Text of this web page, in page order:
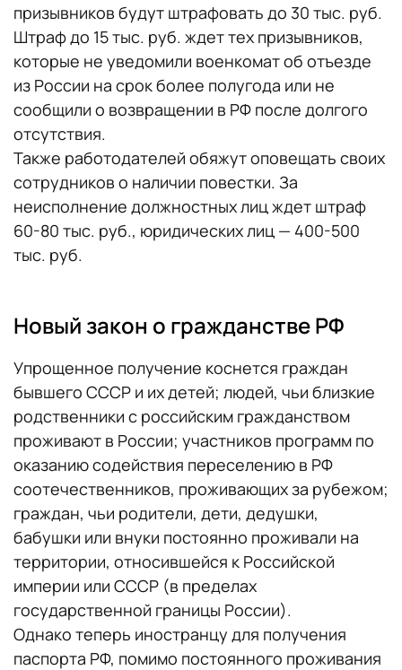
призывников будут штрафовать до 30 тыс. руб.
Штраф до 15 тыс. руб. ждет тех призывников,
которые не уведомили военкомат об отъезде
из России на срок более полугода или не
сообщили о возвращении в РФ после долгого
отсутствия.
Также работодателей обяжут оповещать своих
сотрудников о наличии повестки. За
неисполнение должностных лиц ждет штраф
60-80 тыс. руб., юридических лиц — 400-500
тыс. руб.
Новый закон о гражданстве РФ
Упрощенное получение коснется граждан
бывшего СССР и их детей; людей, чьи близкие
родственники с российским гражданством
проживают в России; участников программ по
оказанию содействия переселению в РФ
соотечественников, проживающих за рубежом;
граждан, чьи родители, дети, дедушки,
бабушки или внуки постоянно проживали на
территории, относившейся к Российской
империи или СССР (в пределах
государственной границы России).
Однако теперь иностранцу для получения
паспорта РФ, помимо постоянного проживания